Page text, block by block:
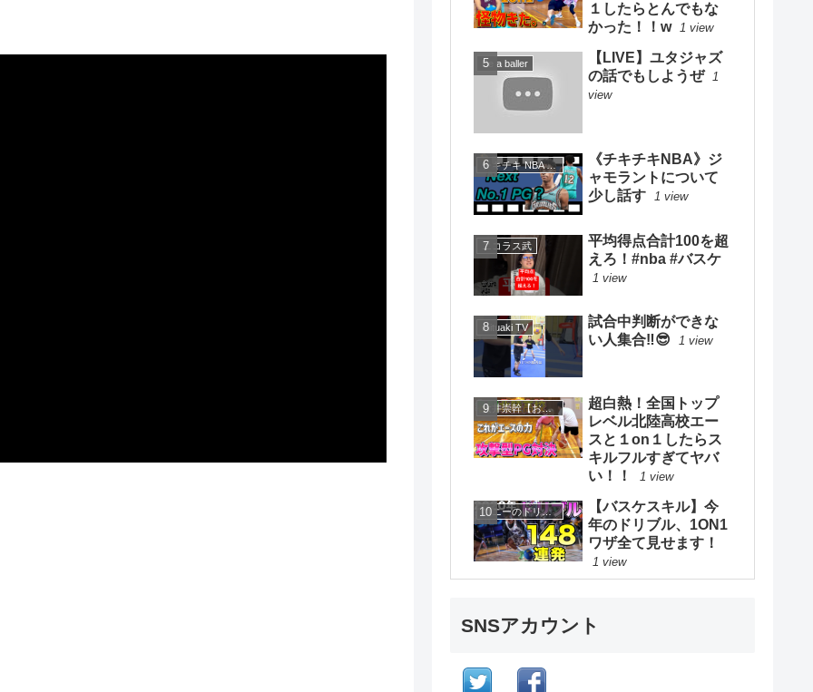
１したらとんでもな
かった！！w 1 view
Be a baller
【LIVE】ユタジャズ
の話でもしようぜ 1
view
チキチキ NBA TV
《チキチキNBA》ジ
ャモラントについて
少し話す 1 view
ニコラス武
平均得点合計100を超
えろ！#nba #バスケ
1 view
mituaki TV
試合中判断ができな
い人集合‼️😎
1 view
大井崇幹【おおいたかよし】
超白熱！全国トップ
レベル北陸高校エー
スと１on１したらス
キルフルすぎてヤバ
い！！
1 view
コニーのドリブルスクール
【バスケスキル】今
年のドリブル、1ON1
ワザ全て見せます！
1 view
SNSアカウント